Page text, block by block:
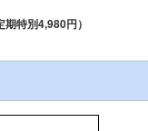
特別4,980円）